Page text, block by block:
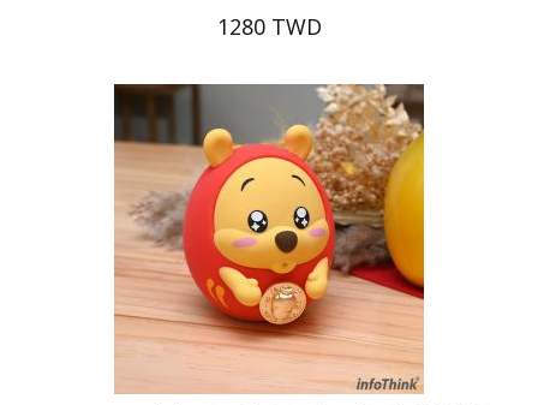
1280 TWD